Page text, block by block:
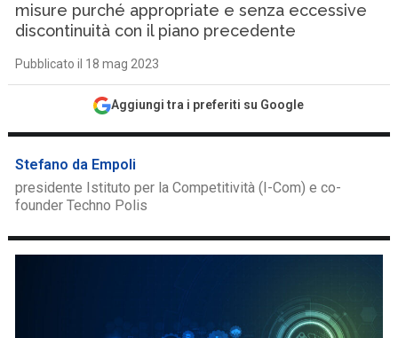
misure purché appropriate e senza eccessive
discontinuità con il piano precedente
Pubblicato il 18 mag 2023
Aggiungi tra i preferiti su Google
Stefano da Empoli
presidente Istituto per la Competitività (I-Com) e co-
founder Techno Polis